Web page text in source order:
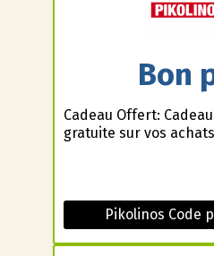
Bon
Cadeau Offert:
gratuite sur vos
Pikolinos Code